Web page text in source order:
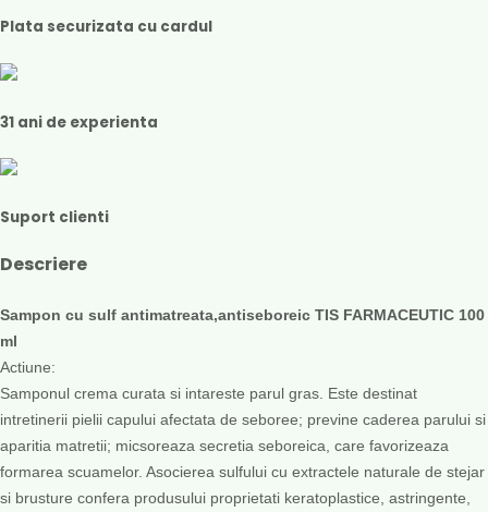
Plata securizata cu cardul
31 ani de experienta
Suport clienti
Descriere
Sampon cu sulf antimatreata,antiseboreic TIS FARMACEUTIC 100
ml
Actiune:
Samponul crema curata si intareste parul gras. Este destinat
intretinerii pielii capului afectata de seboree; previne caderea parului si
aparitia matretii; micsoreaza secretia seboreica, care favorizeaza
formarea scuamelor. Asocierea sulfului cu extractele naturale de stejar
si brusture confera produsului proprietati keratoplastice, astringente,